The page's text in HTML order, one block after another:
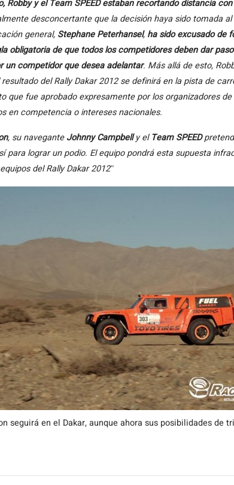
Robby y el Team SPEED estaban recortando distancia
desconcertante que la decisión haya sido tomada
general, Stephane Peterhansel, ha sido excusado de
obligatoria de que todos los competidores deben dar
un competidor que desea adelantar. Más allá de esto,
del Rally Dakar 2012 se definirá en la pista de
que fue aprobado expresamente por los organizadores
en competencia o intereses nacionales.
, su naveganteJohnny Campbelly elTeam SPEED
para lograr un podio. El equipo pondrá esta supuesta
del Rally Dakar 2012″
seguirá en el Dakar, aunque ahora sus posibilidades de